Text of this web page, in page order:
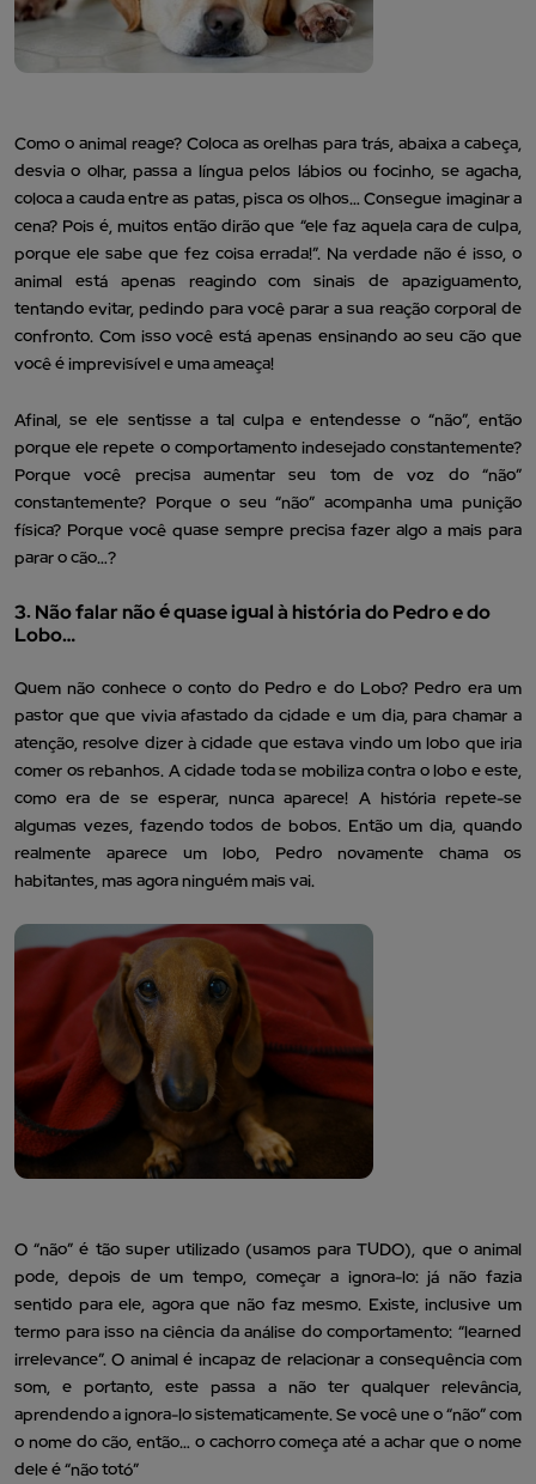
Como o animal reage? Coloca as orelhas para trás, abaixa a cabeça,
desvia o olhar, passa a língua pelos lábios ou focinho, se agacha,
coloca a cauda entre as patas, pisca os olhos… Consegue imaginar a
cena? Pois é, muitos então dirão que “ele faz aquela cara de culpa,
porque ele sabe que fez coisa errada!”. Na verdade não é isso, o
animal está apenas reagindo com sinais de apaziguamento,
tentando evitar, pedindo para você parar a sua reação corporal de
confronto. Com isso você está apenas ensinando ao seu cão que
você é imprevisível e uma ameaça!
Afinal, se ele sentisse a tal culpa e entendesse o “não”, então
porque ele repete o comportamento indesejado constantemente?
Porque você precisa aumentar seu tom de voz do “não”
constantemente? Porque o seu “não” acompanha uma punição
física? Porque você quase sempre precisa fazer algo a mais para
parar o cão…?
3. Não falar não é quase igual à história do Pedro e do
Lobo…
Quem não conhece o conto do Pedro e do Lobo? Pedro era um
pastor que que vivia afastado da cidade e um dia, para chamar a
atenção, resolve dizer à cidade que estava vindo um lobo que iria
comer os rebanhos. A cidade toda se mobiliza contra o lobo e este,
como era de se esperar, nunca aparece! A história repete-se
algumas vezes, fazendo todos de bobos. Então um dia, quando
realmente aparece um lobo, Pedro novamente chama os
habitantes, mas agora ninguém mais vai.
O “não” é tão super utilizado (usamos para TUDO), que o animal
pode, depois de um tempo, começar a ignora-lo: já não fazia
sentido para ele, agora que não faz mesmo. Existe, inclusive um
termo para isso na ciência da análise do comportamento: “learned
irrelevance”. O animal é incapaz de relacionar a consequência com
som, e portanto, este passa a não ter qualquer relevância,
aprendendo a ignora-lo sistematicamente. Se você une o “não” com
o nome do cão, então… o cachorro começa até a achar que o nome
dele é “não totó”